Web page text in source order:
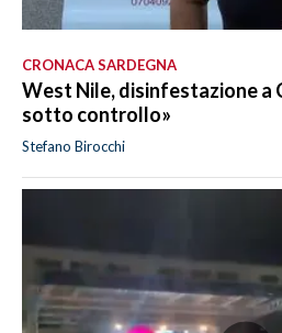
CRONACA SARDEGNA
West Nile, disinfestazione a
sotto controllo»
Stefano Birocchi